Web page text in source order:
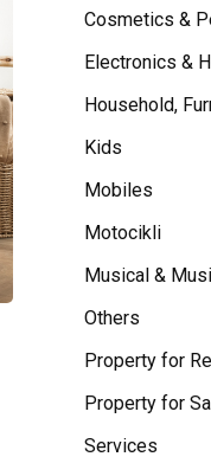
Cosmetics &
Electronics &
Household,
Kids
Mobiles
Motocikli
Musical &
Others
Property for
Property for
Services